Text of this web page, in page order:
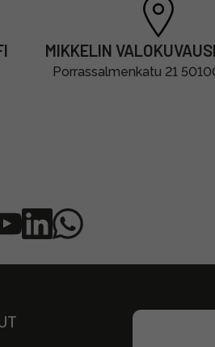
MIKKELIN
Porrassalmenkatu 21